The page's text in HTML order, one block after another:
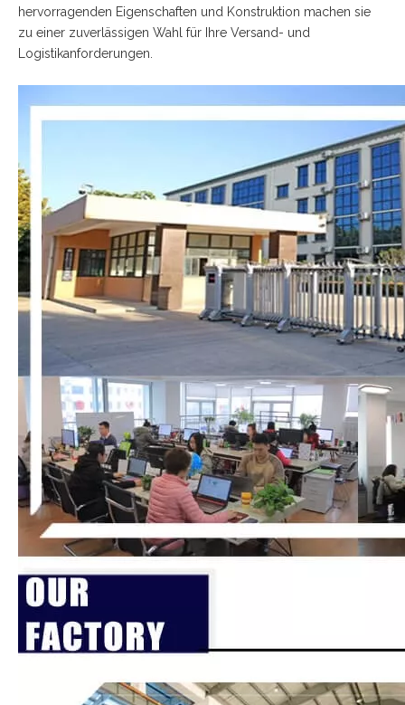
hervorragenden Eigenschaften und Konstruktion machen sie
zu einer zuverlässigen Wahl für Ihre Versand- und
Logistikanforderungen.